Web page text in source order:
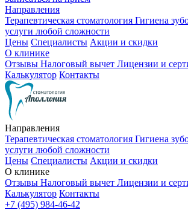
Направления
Терапевтическая стоматология Гигиена
услуги любой сложности
Цены Специалисты Акции и скидки
О клинике
Отзывы Налоговый вычет Лицензии и
Калькулятор Контакты
Направления
Терапевтическая стоматология Гигиена
услуги любой сложности
Цены Специалисты Акции и скидки
О клинике
Отзывы Налоговый вычет Лицензии и
Калькулятор Контакты
+7 (495) 984-46-42